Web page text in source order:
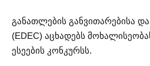
განათლების განვითარებისა
(EDEC) აცხადებს
ესეების კონკურსს.